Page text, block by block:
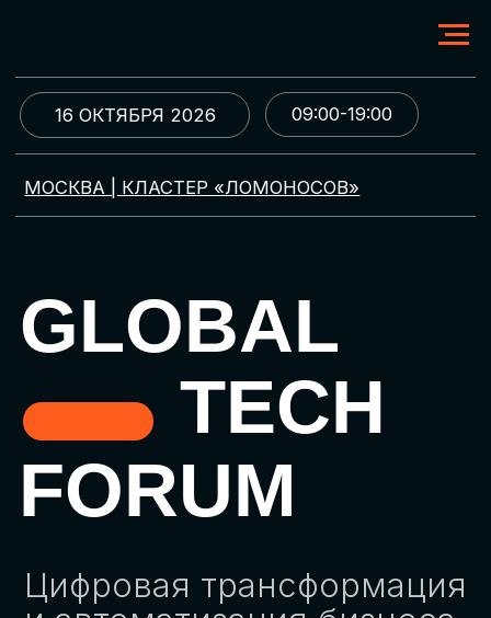
МОСКВА | КЛАСТЕР «ЛОМОНОСОВ»
GLOBAL
TECH
FORUM
Цифровая трансформация
и автоматизация бизнеса
ЗАРЕГИСТРИРОВАТЬСЯ
09:00-19:00
16 ОКТЯБРЯ 2026